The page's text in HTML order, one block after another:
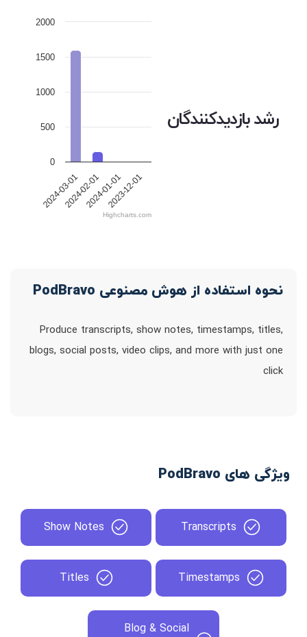
رشد بازدیدکنندگان
2024-03-012024-02-012024-01-012023-12-01
0
500
1000
1500
2000
Highcharts.com
نحوه استفاده از هوش مصنوعی PodBravo
Produce transcripts, show notes, timestamps, titles,
blogs, social posts, video clips, and more with just one
click
ویژگی های PodBravo
Transcripts
Show Notes
Timestamps
Titles
Blog & Social